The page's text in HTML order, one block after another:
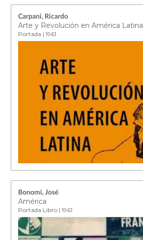
Carpani, Ricardo
Arte y Revolución en América Latina
Portada | 1961
Bonomi, José
América
Portada Libro | 1961